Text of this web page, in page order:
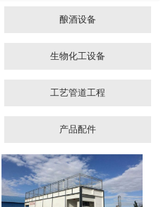
酿酒设备
生物化工设备
工艺管道工程
产品配件